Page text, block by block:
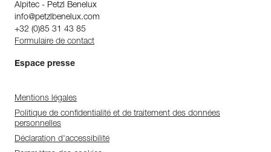
Alpitec - Petzl Benelux
info@petzlbenelux.com
+32 (0)85 31 43 85
Formulaire de contact
Espace presse
Mentions légales
Politique de confidentialité et de traitement des données
personnelles
Déclaration d'accessibilité